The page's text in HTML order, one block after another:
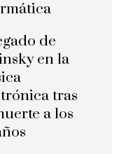
de
en la
tras
a los